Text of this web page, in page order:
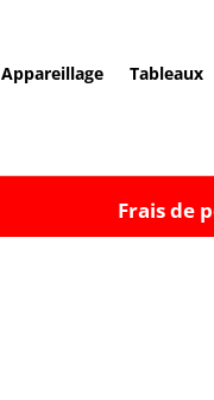
Appareillage Tableaux
Frais de